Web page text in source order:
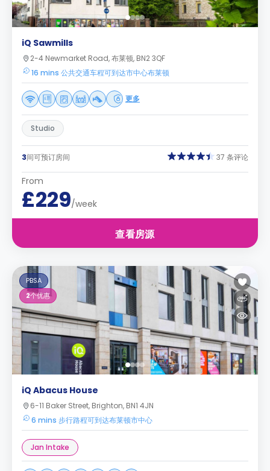
iQ Sawmills
2-4 Newmarket Road, 布莱顿, BN2 3QF
16 mins 公共交通车程可到达市中心布莱顿
更多
Studio
3间可预订房间 37 条评论
From
£229/week
查看房源
PBSA
2个优惠
iQ Abacus House
6-11 Baker Street, Brighton, BN1 4JN
6 mins 步行路程可到达布莱顿市中心
Jan Intake